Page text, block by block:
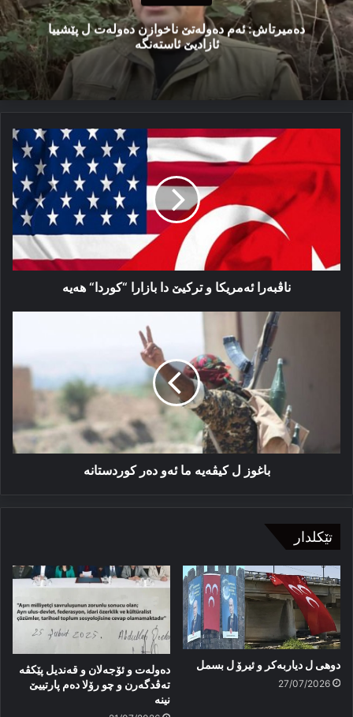
دەمیرتاش: ئەم دەولەتێ ناخوازن دەولەت ل پێشییا
ئازادیێ ئاستەنگە
ناڤبه‌را
و
ترکیێ
دا
هه‌یه‌
ناڤبه‌را ئه‌مریکا و ترکیێ دا بازارا “کوردا“ هه‌یه‌
باغوز
كوردستانە
باغوز ل كیڤەیە ما ئەو دەر كوردستانە
تێکلدار
دوهی ل دیاربەکر و ئیرۆ ل بسمل
27/07/2026
دەولەت و ئۆجەلان و قەندیل پێکڤە
تەڤدگەرن و چو رۆلا دەم پارتییێ
نینە